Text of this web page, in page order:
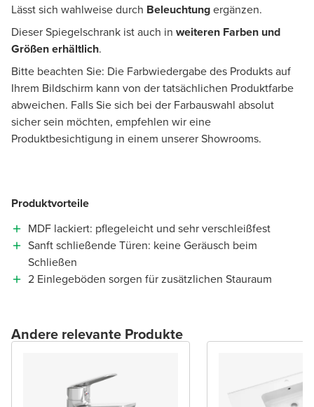
Lässt sich wahlweise durch Beleuchtungergänzen.
Dieser Spiegelschrank ist auch in weiteren Farben und
Größen erhältlich.
Bitte beachten Sie: Die Farbwiedergabe des Produkts auf
Ihrem Bildschirm kann von der tatsächlichen Produktfarbe
abweichen. Falls Sie sich bei der Farbauswahl absolut
sicher sein möchten, empfehlen wir eine
Produktbesichtigung in einem unserer Showrooms.
Produktvorteile
MDF lackiert: pflegeleicht und sehr verschleißfest
Sanft schließende Türen: keine Geräusch beim
Schließen
2 Einlegeböden sorgen für zusätzlichen Stauraum
Andere relevante Produkte